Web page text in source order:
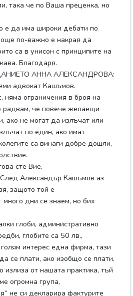
така че по Ваша преценка, но
е да има широки дебати по
още по-важно е накрая да
са в унисон с принципите на
Благодаря.
АННА АЛЕКСАНДРОВА:
адвокат Кашъмов.
няма ограничения в броя на
радвам, че повече желаещи
ако не могат да излъчат или
по един, ако имат
са винаги добре дошли,
сте Вие.
Александър Кашъмов аз
защото той е
много дни се знаем, но бих
глоби, административно
глобите са 50 лв.,
интерес една фирма, тази
се плати, ако изобщо се плати.
излиза от нашата практика, тъй
огромна група,
не си декларира фактурите